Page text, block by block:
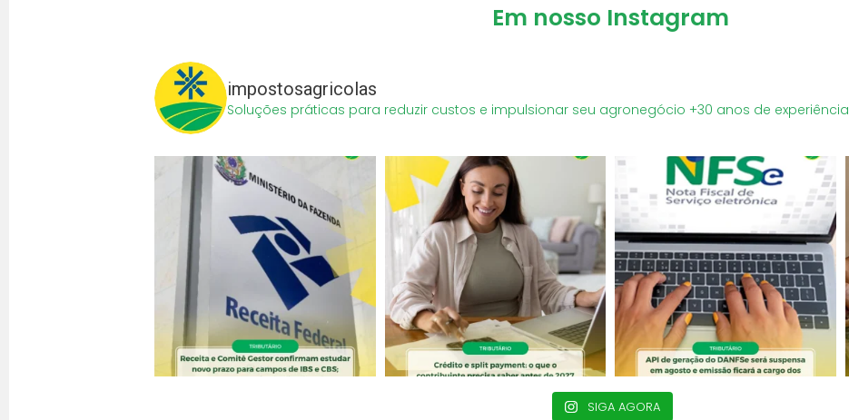
Em nosso Instagram
impostosagricolas
Soluções práticas para reduzir custos e impulsionar seu agronegócio +30 anos de experiência
SIGA AGORA